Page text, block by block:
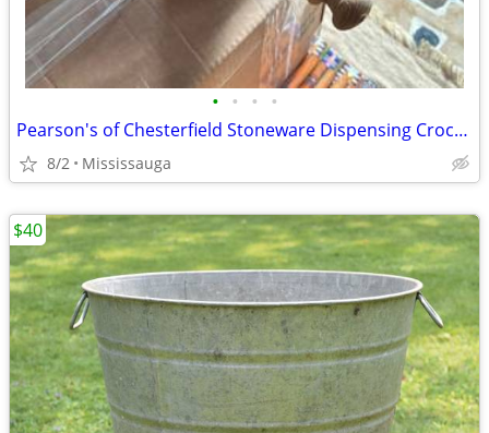
• • • •
Pearson's of Chesterfield Stoneware Dispensing Crock w Spigot Cover, England
8/2 Mississauga
$40